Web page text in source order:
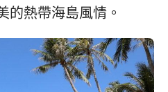
的熱帶海島風情。